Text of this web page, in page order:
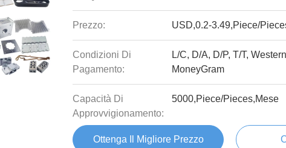
Prezzo: USD,0.2-3.49,Piece/
Condizioni Di
Pagamento:
L/C, D/A, D/P, T/T,
MoneyGram
Capacità Di
Approvvigionamento:
5000,Piece/Pieces,Mese
Ottenga Il Migliore Prezzo